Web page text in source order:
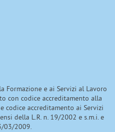
Formazione e ai Servizi al Lavoro
con codice accreditamento alla
codice accreditamento ai Servizi
della L.R. n. 19/2002 e s.m.i. e
03/2009.